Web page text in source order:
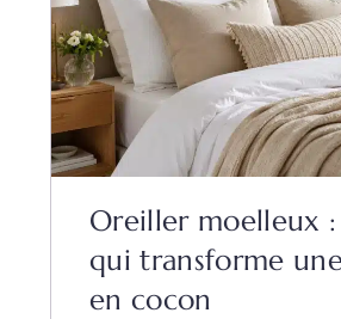
Oreiller moelleux
qui transforme
en cocon